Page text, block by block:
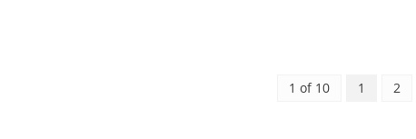
1 of 10 1 2